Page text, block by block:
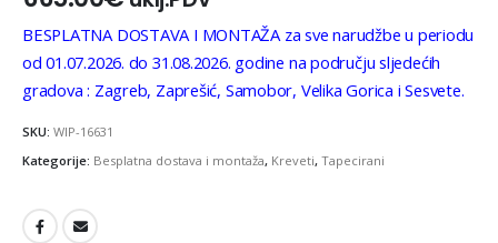
BESPLATNA DOSTAVA I MONTAŽA za sve narudžbe u periodu
od 01.07.2026. do 31.08.2026. godine na području sljedećih
gradova : Zagreb, Zaprešić, Samobor, Velika Gorica i Sesvete.
SKU: WIP-16631
Kategorije: Besplatna dostava i montaža, Kreveti, Tapecirani